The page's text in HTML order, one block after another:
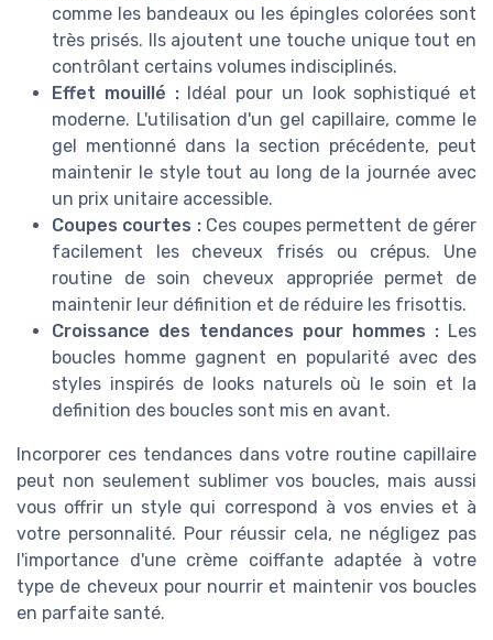
comme les bandeaux ou les épingles colorées sont
très prisés. Ils ajoutent une touche unique tout en
contrôlant certains volumes indisciplinés.
Effet mouillé :Idéal pour un look sophistiqué et
moderne. L'utilisation d'un gel capillaire, comme le
gel mentionné dans la section précédente, peut
maintenir le style tout au long de la journée avec
un prix unitaire accessible.
Coupes courtes :Ces coupes permettent de gérer
facilement les cheveux frisés ou crépus. Une
routine de soin cheveux appropriée permet de
maintenir leur définition et de réduire les frisottis.
Croissance des tendances pour hommes : Les
boucles homme gagnent en popularité avec des
styles inspirés de looks naturels où le soin et la
definition des boucles sont mis en avant.
Incorporer ces tendances dans votre routine capillaire
peut non seulement sublimer vos boucles, mais aussi
vous offrir un style qui correspond à vos envies et à
votre personnalité. Pour réussir cela, ne négligez pas
l'importance d'une crème coiffante adaptée à votre
type de cheveux pour nourrir et maintenir vos boucles
en parfaite santé.